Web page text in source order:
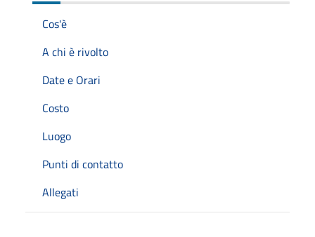
Cos'è
A chi è rivolto
Date e Orari
Costo
Luogo
Punti di contatto
Allegati